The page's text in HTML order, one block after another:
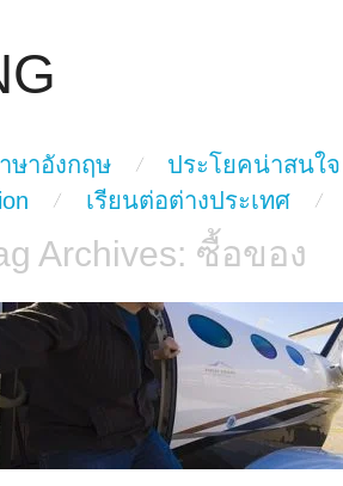
ษาอังกฤษ ประโยคน่าสนใจ
เรียนต่อต่างประเทศ
Archives: ซื้อของ